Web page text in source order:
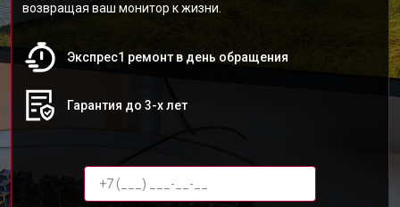
возвращая ваш монитор к жизни.
Экспрес1 ремонт в день обращения
Гарантия до 3-х лет